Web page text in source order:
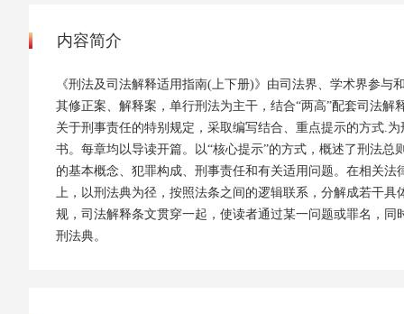
内容简介
《刑法及司法解释适用指南(上下册)》由司法界、学术界参
其修正案、解释案，单行刑法为主干，结合“两高”配套司法
关于刑事责任的特别规定，采取编写结合、重点提示的方式.
书。每章均以导读开篇。以“核心提示”的方式，概述了刑法
的基本概念、犯罪构成、刑事责任和有关适用问题。在相关
上，以刑法典为径，按照法条之间的逻辑联系，分解成若干
规，司法解释条文贯穿一起，使读者通过某一问题或罪名，
刑法典。